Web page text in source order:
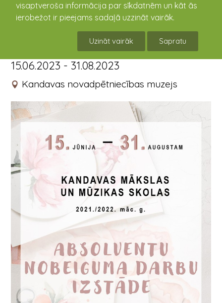
visaptveroša informācija par sīkdatnēm un kāt ās
ierobežot ir pieejams sadaļā uzzināt vairāk.
Uzināt vairāk Sapratu
Kandavas Mākslas un
Mūzikas skolas audzēkņu
darbu izstāde
15.06.2023 - 31.08.2023
Kandavas novadpētniecības muzejs